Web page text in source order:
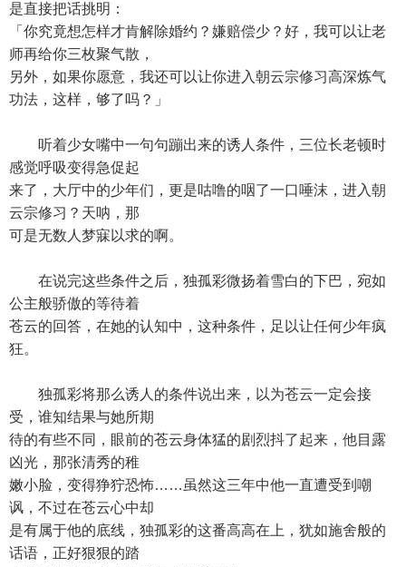
是直接把话挑明：
「你究竟想怎样才肯解除婚约？嫌赔偿少？好，我可以让老
师再给你三枚聚气散，
另外，如果你愿意，我还可以让你进入朝云宗修习高深炼气
功法，这样，够了吗？」
听着少女嘴中一句句蹦出来的诱人条件，三位长老顿时
感觉呼吸变得急促起
来了，大厅中的少年们，更是咕噜的咽了一口唾沫，进入朝
云宗修习？天呐，那
可是无数人梦寐以求的啊。
在说完这些条件之后，独孤彩微扬着雪白的下巴，宛如
公主般骄傲的等待着
苍云的回答，在她的认知中，这种条件，足以让任何少年疯
狂。
独孤彩将那么诱人的条件说出来，以为苍云一定会接
受，谁知结果与她所期
待的有些不同，眼前的苍云身体猛的剧烈抖了起来，他目露
凶光，那张清秀的稚
嫩小脸，变得狰狞恐怖……虽然这三年中他一直遭受到嘲
讽，不过在苍云心中却
是有属于他的底线，独孤彩的这番高高在上，犹如施舍般的
话语，正好狠狠的踏